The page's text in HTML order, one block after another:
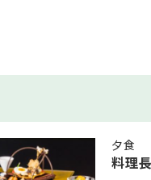
イントを記事でご紹介中♪
女性のお客様限定になり
さい。
夕食
料理